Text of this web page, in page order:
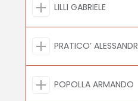
LILLI GABRIELE
PRATICO’ ALESSANDRO
POPOLLA ARMANDO